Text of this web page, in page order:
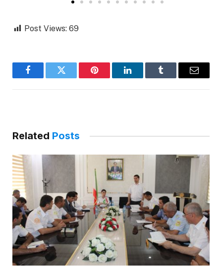
Post Views: 69
FacebookTwitter Pinterest LinkedInTumblr Email
Related Posts